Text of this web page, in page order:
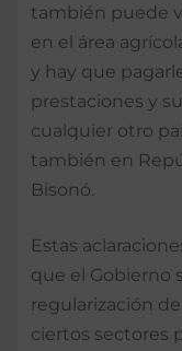
también puede
en el área
y hay que
prestaciones y
cualquier otro
también en
Bisonó.
Estas
que el Gobierno
regularización
ciertos sectores